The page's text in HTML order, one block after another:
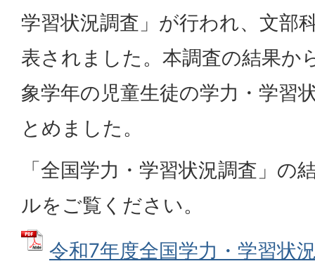
学習状況調査」が行われ、文部
表されました。本調査の結果か
象学年の児童生徒の学力・学習
とめました。
「全国学力・学習状況調査」の
ルをご覧ください。
令和7年度全国学力・学習状